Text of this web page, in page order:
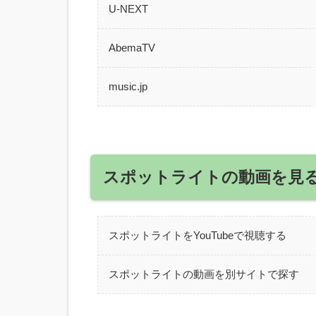
U-NEXT
AbemaTV
music.jp
スポットライトの動画を見
スポットライトをYouTubeで視聴する
スポットライトの動画を別サイトで探す